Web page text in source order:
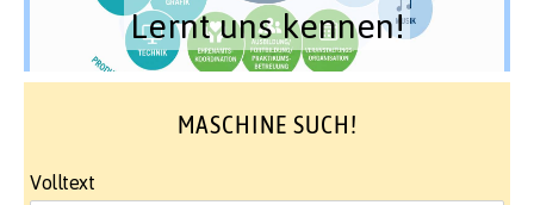
Lernt uns kennen!
MASCHINE SUCH!
Volltext